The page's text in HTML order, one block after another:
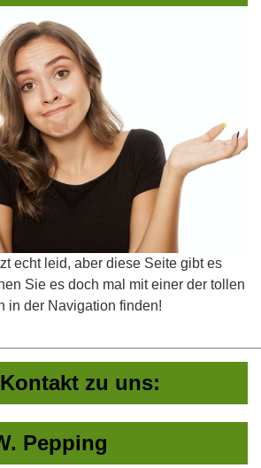
echt leid, aber diese Seite gibt es
Sie es doch mal mit einer der tollen
in der Navigation finden!
zu uns:
Pepping